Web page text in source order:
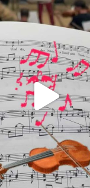
Juli 23